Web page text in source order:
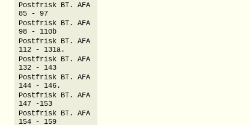
Postfrisk BT. AFA
85 - 97
Postfrisk BT. AFA
98 - 110b
Postfrisk BT. AFA
112 - 131a.
Postfrisk BT. AFA
132 - 143
Postfrisk BT. AFA
144 - 146.
Postfrisk BT. AFA
147 -153
Postfrisk BT. AFA
154 - 159